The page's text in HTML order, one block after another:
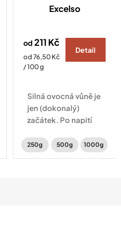
Excelso
od 211 Kč
Měrná
cena:
od 76,50 Kč
/ 100 g
Detail
Silná ovocná vůně je
jen (dokonalý)
začátek. Po napití
s čokoládou a
lahodnou
250g 500g 1000g